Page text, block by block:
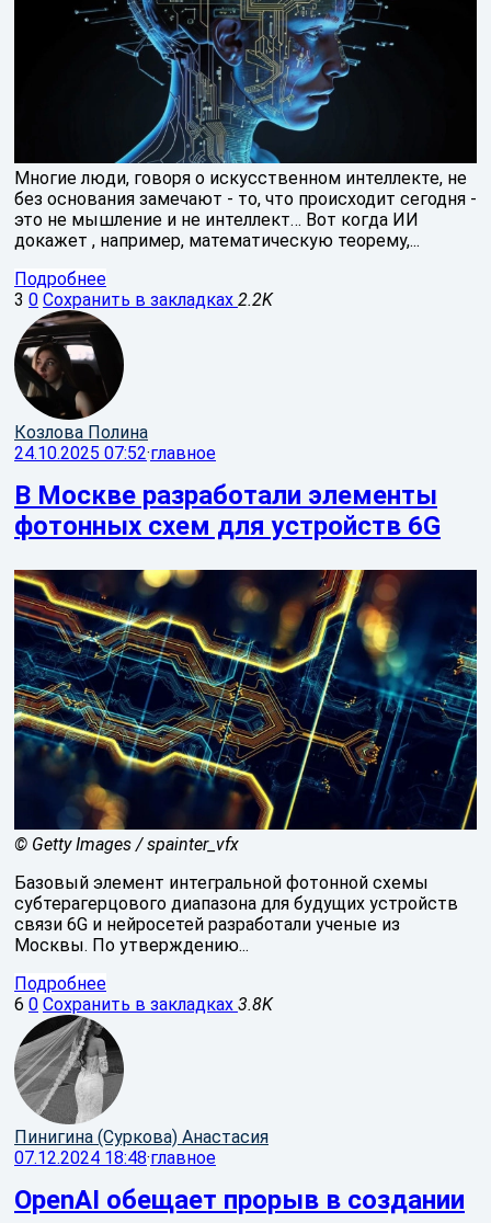
Многие люди, говоря о искусственном интеллекте, не
без основания замечают - то, что происходит сегодня -
это не мышление и не интеллект… Вот когда ИИ
докажет , например, математическую теорему,...
Подробнее
3 0 Сохранить в закладках 2.2K
Козлова Полина
24.10.2025 07:52·главное
В Москве разработали элементы
фотонных схем для устройств 6G
© Getty Images / spainter_vfx
Базовый элемент интегральной фотонной схемы
субтерагерцового диапазона для будущих устройств
связи 6G и нейросетей разработали ученые из
Москвы. По утверждению...
Подробнее
6 0 Сохранить в закладках 3.8K
Пинигина (Суркова) Анастасия
07.12.2024 18:48·главное
OpenAI обещает прорыв в создании